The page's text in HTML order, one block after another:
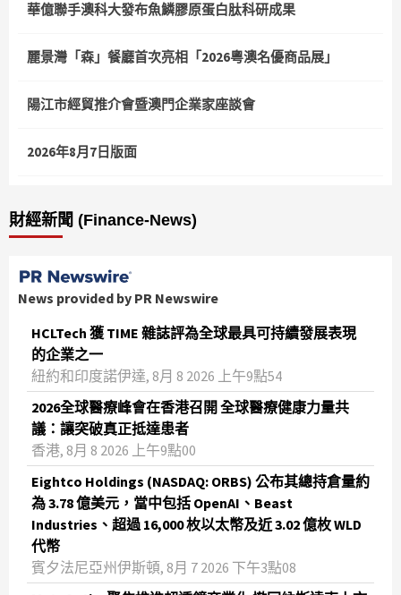
華億聯手澳科大發布魚鱗膠原蛋白肽科研成果
麗景灣「森」餐廳首次亮相「2026粵澳名優商品展」
陽江市經貿推介會暨澳門企業家座談會
2026年8月7日版面
財經新聞 (Finance-News)
News provided by PR Newswire
HCLTech 獲 TIME 雜誌評為全球最具可持續發展表現
的企業之一
紐約和印度諾伊達, 8月 8 2026 上午9點54
2026全球醫療峰會在香港召開 全球醫療健康力量共
議：讓突破真正抵達患者
香港, 8月 8 2026 上午9點00
Eightco Holdings (NASDAQ: ORBS) 公布其總持倉量約
為 3.78 億美元，當中包括 OpenAI、Beast
Industries、超過 16,000 枚以太幣及近 3.02 億枚 WLD
代幣
賓夕法尼亞州伊斯頓, 8月 7 2026 下午3點08